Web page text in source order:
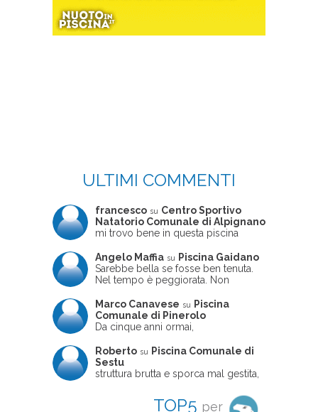
ULTIMI COMMENTI
francesco su Centro Sportivo
Natatorio Comunale di Alpignano
mi trovo bene in questa piscina
Angelo Maffia su
Piscina Gaidano
Sarebbe bella se fosse ben tenuta.
Nel tempo è peggiorata. Non
ne usciva insieme a me non ha
ritrovato le sue scarpe! Peccato
perché potrebbe essere un'ottima
frequentata non magnificamente
Marco Canavese su
Piscina
Comunale di Pinerolo
Da cinque anni ormai,
pomeriggio trascorro cinque-sei ore
in questa magnifica piscina con i miei
due figli che sono letteralmente
piccola, un po' in vasca grande, negli
Roberto su
Piscina Comunale di
Sestu
struttura brutta e sporca mal gestita,
poco professionale. la sconsiglio a
tutti coloro che amano le cose fatte
TOP5 per